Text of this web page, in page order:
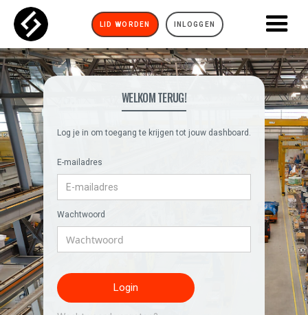
LID WORDEN INLOGGEN
WELKOM TERUG!
Log je in om toegang te krijgen tot jouw dashboard.
E-mailadres
Wachtwoord